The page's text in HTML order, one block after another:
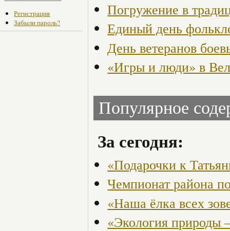
Регистрация
Забыли пароль?
Погружение в
Единый день
День ветеранов
«Игры и люди» в
Популярное
За сегодня:
«Подарочки к
Чемпионат района
«Наша ёлка всех
«Экология природы